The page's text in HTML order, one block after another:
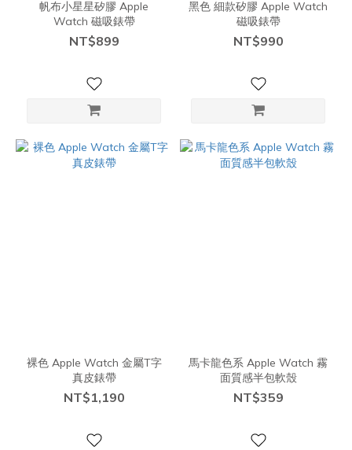
帆布小星星矽膠 Apple
Watch 磁吸錶帶
NT$899
黑色 細款矽膠 Apple Watch
磁吸錶帶
NT$990
裸色 Apple Watch 金屬T字
真皮錶帶
NT$1,190
馬卡龍色系 Apple Watch 霧
面質感半包軟殼
NT$359